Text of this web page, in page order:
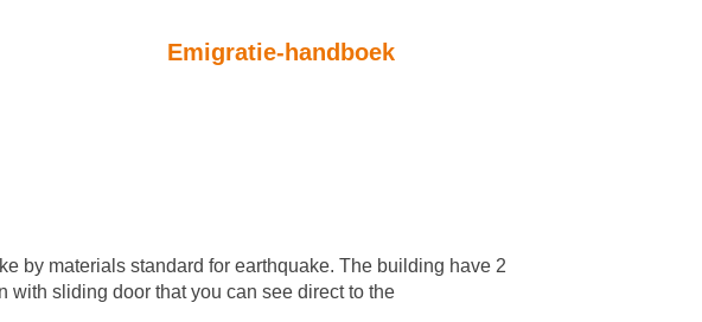
Emigratie-handboek
by materials standard for earthquake. The building have 2
with sliding door that you can see direct to the